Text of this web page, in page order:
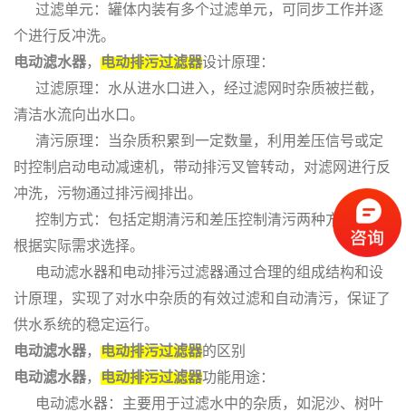
过滤单元：罐体内装有多个过滤单元，可同步工作并逐
个进行反冲洗。
电动滤水器， 电动排污过滤器设计原理：
过滤原理：水从进水口进入，经过滤网时杂质被拦截，
清洁水流向出水口。
清污原理：当杂质积累到一定数量，利用差压信号或定
时控制启动电动减速机，带动排污叉管转动，对滤网进行反
冲洗，污物通过排污阀排出。
控制方式：包括定期清污和差压控制清污两种方式，可
根据实际需求选择。
电动滤水器和电动排污过滤器通过合理的组成结构和设
计原理，实现了对水中杂质的有效过滤和自动清污，保证了
供水系统的稳定运行。
电动滤水器， 电动排污过滤器的区别
电动滤水器， 电动排污过滤器功能用途：
电动滤水器：主要用于过滤水中的杂质，如泥沙、树叶